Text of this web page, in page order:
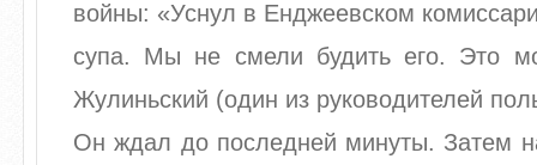
войны: «Уснул в Енджеевском
супа. Мы не смели будить его. Это
Жулиньский (один из руководителей
Он ждал до последней минуты. Затем